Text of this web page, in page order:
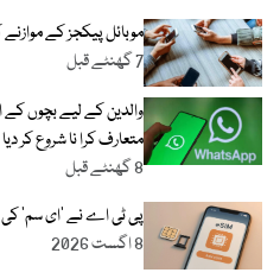
موبائل پیکجز کے موازنے
7 گھنٹے قبل
والدین کے لیے بچوں کے
متعارف کرا نا شروع کر دیا
8 گھنٹے قبل
پی ٹی اے نے ’ای سم‘
8 اگست 2026